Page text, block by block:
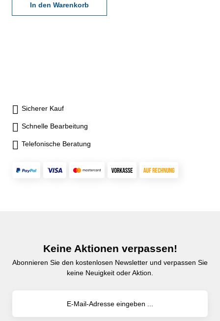
In den Warenkorb
Sicherer Kauf
Schnelle Bearbeitung
Telefonische Beratung
Keine Aktionen verpassen!
Abonnieren Sie den kostenlosen Newsletter und verpassen Sie
keine Neuigkeit oder Aktion.